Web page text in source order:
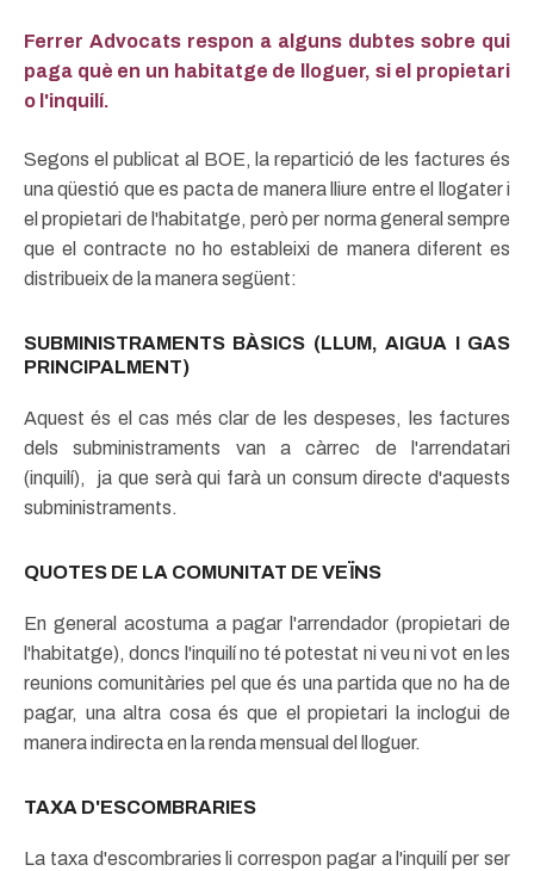
Ferrer Advocats respon a alguns dubtes sobre qui
paga què en un habitatge de lloguer, si el propietari
o l'inquilí.
Segons el publicat al BOE, la repartició de les factures és
una qüestió que es pacta de manera lliure entre el llogater i
el propietari de l'habitatge, però per norma general sempre
que el contracte no ho estableixi de manera diferent es
distribueix de la manera següent:
SUBMINISTRAMENTS BÀSICS (LLUM, AIGUA I GAS
PRINCIPALMENT)
Aquest és el cas més clar de les despeses, les factures
dels subministraments van a càrrec de l'arrendatari
(inquilí), ja que serà qui farà un consum directe d'aquests
subministraments.
QUOTES DE LA COMUNITAT DE VEÏNS
En general acostuma a pagar l'arrendador (propietari de
l'habitatge), doncs l'inquilí no té potestat ni veu ni vot en les
reunions comunitàries pel que és una partida que no ha de
pagar, una altra cosa és que el propietari la inclogui de
manera indirecta en la renda mensual del lloguer.
TAXA D'ESCOMBRARIES
La taxa d'escombraries li correspon pagar a l'inquilí per ser